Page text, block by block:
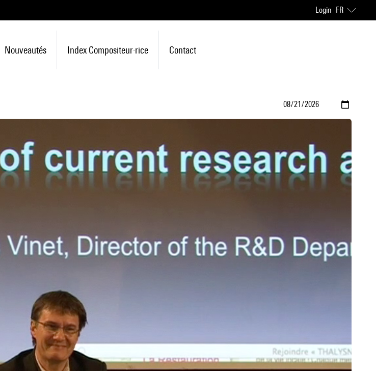
Login FR
Nouveautés Index Compositeur·rice Contact